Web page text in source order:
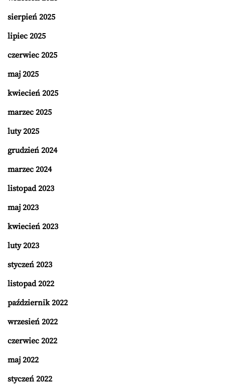
sierpień 2025
lipiec 2025
czerwiec 2025
maj 2025
kwiecień 2025
marzec 2025
luty 2025
grudzień 2024
marzec 2024
listopad 2023
maj 2023
kwiecień 2023
luty 2023
styczeń 2023
listopad 2022
październik 2022
wrzesień 2022
czerwiec 2022
maj 2022
styczeń 2022